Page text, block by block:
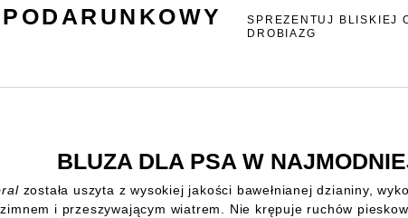
SPREZENTUJ BLISKIEJ
DROBIAZG
BLUZA DLA PSA W
została uszyta z wysokiej jakości bawełnianej dzianiny,
i przeszywającym wiatrem. Nie krępuje ruchów